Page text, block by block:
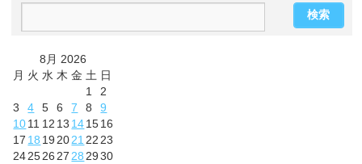
8月 2026
月 火 水 木 金 土 日
1
2
3
4 5 6 7 8
9
1011 12 13 141516
17 18 19 2021 22 23
242526 27 28 29 30